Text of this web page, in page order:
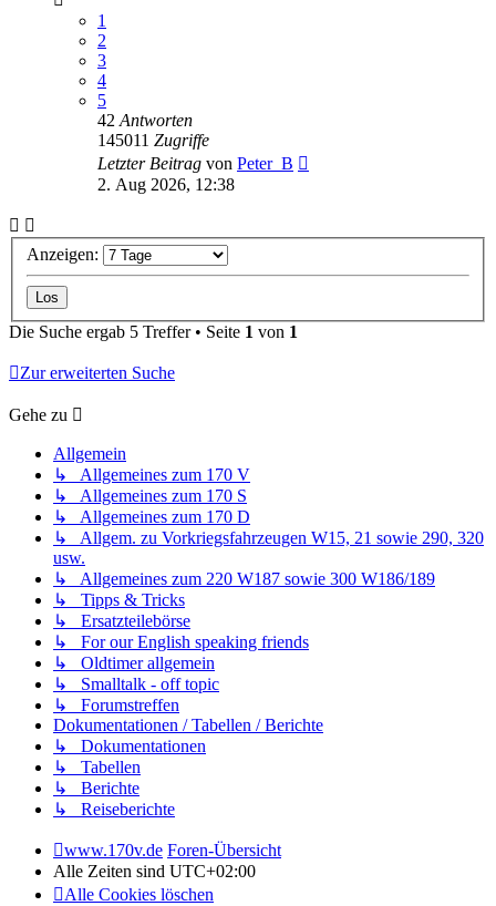
1
2
3
4
5
42 Antworten
145011 Zugriffe
Letzter Beitrag von Peter_B
2. Aug 2026, 12:38
Anzeigen:
Die Suche ergab 5 Treffer • Seite 1 von 1
Zur erweiterten Suche
Gehe zu
Allgemein
↳ Allgemeines zum 170 V
↳ Allgemeines zum 170 S
↳ Allgemeines zum 170 D
↳ Allgem. zu Vorkriegsfahrzeugen W15, 21 sowie 290, 320
usw.
↳ Allgemeines zum 220 W187 sowie 300 W186/189
↳ Tipps & Tricks
↳ Ersatzteilebörse
↳ For our English speaking friends
↳ Oldtimer allgemein
↳ Smalltalk - off topic
↳ Forumstreffen
Dokumentationen / Tabellen / Berichte
↳ Dokumentationen
↳ Tabellen
↳ Berichte
↳ Reiseberichte
www.170v.de Foren-Übersicht
Alle Zeiten sind UTC+02:00
Alle Cookies löschen